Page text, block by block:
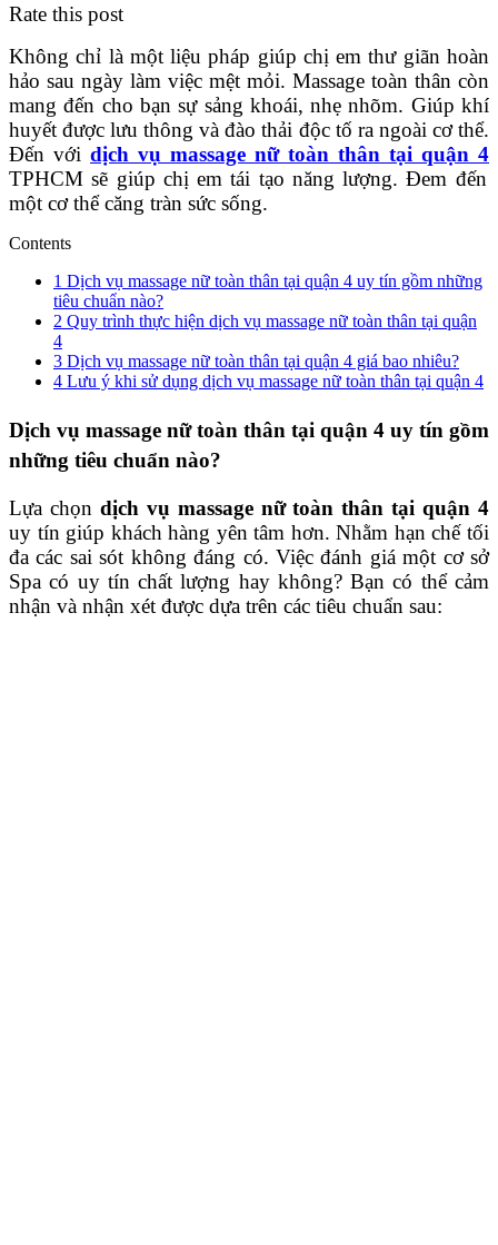
Rate this post
Không chỉ là một liệu pháp giúp chị em thư giãn hoàn
hảo sau ngày làm việc mệt mỏi. Massage toàn thân còn
mang đến cho bạn sự sảng khoái, nhẹ nhõm. Giúp khí
huyết được lưu thông và đào thải độc tố ra ngoài cơ thể.
Đến với dịch vụ massage nữ toàn thân tại quận 4
TPHCM sẽ giúp chị em tái tạo năng lượng. Đem đến
một cơ thể căng tràn sức sống.
Contents
1 Dịch vụ massage nữ toàn thân tại quận 4 uy tín gồm những
tiêu chuẩn nào?
2 Quy trình thực hiện dịch vụ massage nữ toàn thân tại quận
4
3 Dịch vụ massage nữ toàn thân tại quận 4 giá bao nhiêu?
4 Lưu ý khi sử dụng dịch vụ massage nữ toàn thân tại quận 4
Dịch vụ massage nữ toàn thân tại quận 4 uy tín gồm
những tiêu chuẩn nào?
Lựa chọn dịch vụ massage nữ toàn thân tại quận 4
uy tín giúp khách hàng yên tâm hơn. Nhằm hạn chế tối
đa các sai sót không đáng có. Việc đánh giá một cơ sở
Spa có uy tín chất lượng hay không? Bạn có thể cảm
nhận và nhận xét được dựa trên các tiêu chuẩn sau: